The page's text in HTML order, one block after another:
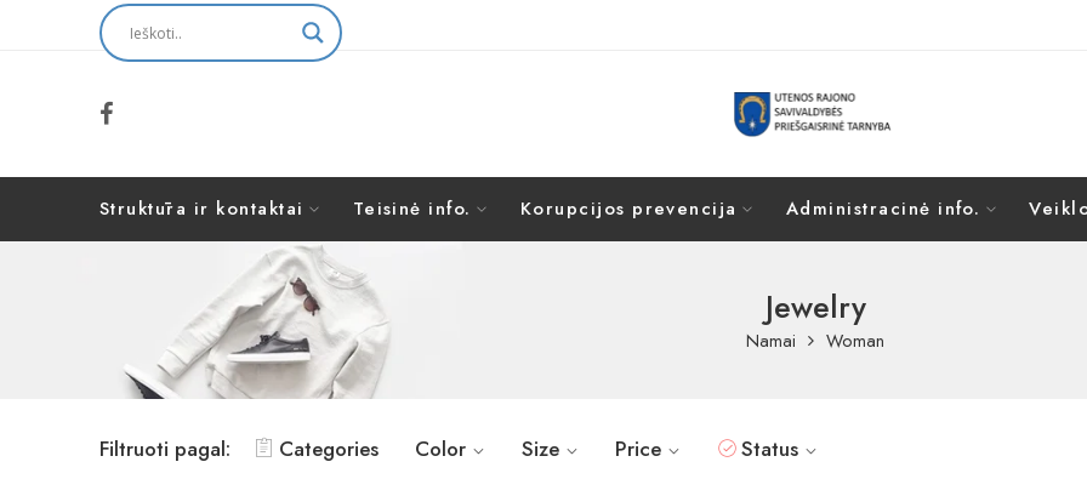
Struktūra ir kontaktai Teisinė info. Korupcijos prevencija Administracinė info.
Jewelry
Namai Woman
Filtruoti pagal: Categories Color Size Price Status